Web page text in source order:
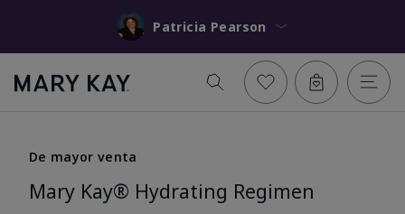
Patricia Pearson
De mayor venta
Mary Kay® Hydrating Regimen